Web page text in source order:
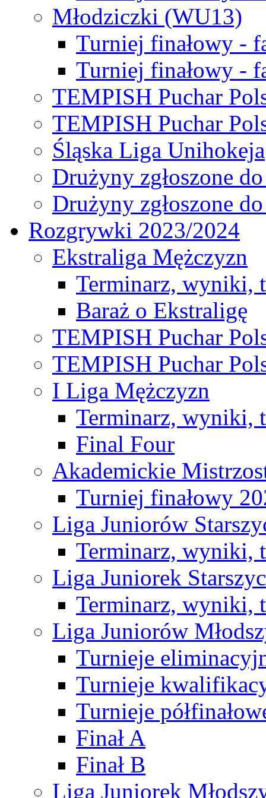
Młodziczki (WU13)
Turniej finałowy -
Turniej finałowy -
TEMPISH Puchar
TEMPISH Puchar
Śląska Liga Unihokeja
Drużyny zgłoszone
Drużyny zgłoszone
Rozgrywki 2023/2024
Ekstraliga Mężczyzn
Terminarz, wyniki,
Baraż o Ekstraligę
TEMPISH Puchar
TEMPISH Puchar
I Liga Mężczyzn
Terminarz, wyniki,
Final Four
Akademickie
Turniej finałowy
Liga Juniorów
Terminarz, wyniki,
Liga Juniorek
Terminarz, wyniki,
Liga Juniorów
Turnieje
Turnieje
Turnieje
Finał A
Finał B
Liga Juniorek